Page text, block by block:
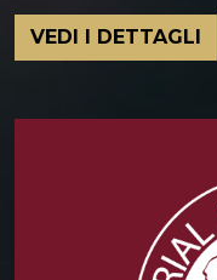
VEDI I DETTAGLI